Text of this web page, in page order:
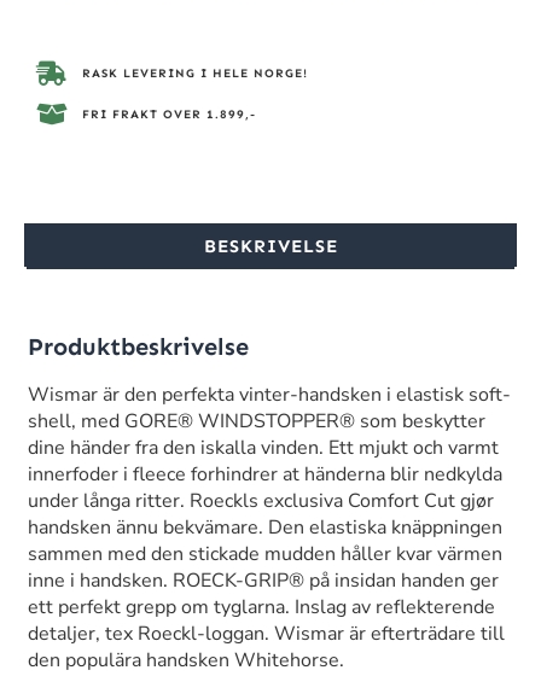
RASK LEVERING I HELE NORGE!
FRI FRAKT OVER 1.899,-
BESKRIVELSE
Produktbeskrivelse
Wismar är den perfekta vinter-handsken i elastisk soft-
shell, med GORE® WINDSTOPPER® som beskytter
dine händer fra den iskalla vinden. Ett mjukt och varmt
innerfoder i fleece forhindrer at händerna blir nedkylda
under långa ritter. Roeckls exclusiva Comfort Cut gjør
handsken ännu bekvämare. Den elastiska knäppningen
sammen med den stickade mudden håller kvar värmen
inne i handsken. ROECK-GRIP® på insidan handen ger
ett perfekt grepp om tyglarna. Inslag av reflekterende
detaljer, tex Roeckl-loggan. Wismar är efterträdare till
den populära handsken Whitehorse.